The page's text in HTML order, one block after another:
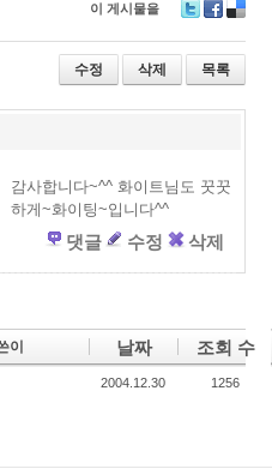
이 게시물을
wi
er
ac
e
b
eli
ci
o
수정 삭제 목록
감사합니다~^^ 화이트님도 꿋꿋
하게~화이팅~입니다^^
댓글 수정 삭제
이 날짜 조회 수
2004.12.30 1256